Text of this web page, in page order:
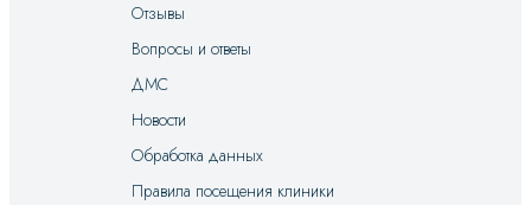
Отзывы
Вопросы и ответы
ДМС
Новости
Обработка данных
Правила посещения клиники